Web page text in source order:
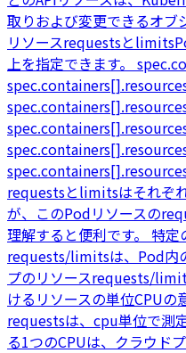
取りおよび変更できるオブ
リソースrequestsと
上を指定できます。
requestsとlimitsはそれぞ
が、このPodリソースの
理解すると便利です。 特
requests/limitsは、Pod内
プのリソースrequests/
けるリソースの単位CPU
requestsは、cpu単位で測
る1つのCPUは、クラウド